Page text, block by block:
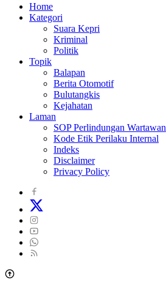
Home
Kategori
Suara Kepri
Kriminal
Politik
Topik
Balapan
Berita Otomotif
Bulutangkis
Kejahatan
Laman
SOP Perlindungan Wartawan
Kode Etik Perilaku Internal
Indeks
Disclaimer
Privacy Policy